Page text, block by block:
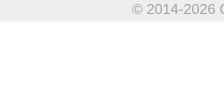
© 2014-2026